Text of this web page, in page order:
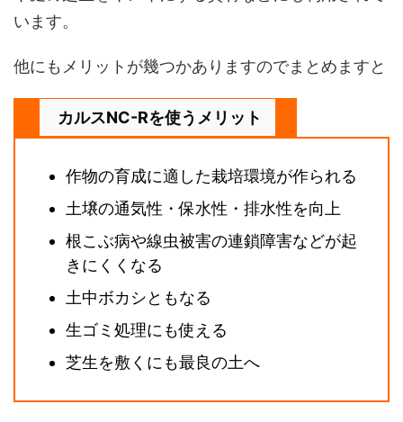
います。
他にもメリットが幾つかありますのでまとめますと
カルスNC-Rを使うメリット
作物の育成に適した栽培環境が作られる
土壌の通気性・保水性・排水性を向上
根こぶ病や線虫被害の連鎖障害などが起
きにくくなる
土中ボカシともなる
生ゴミ処理にも使える
芝生を敷くにも最良の土へ